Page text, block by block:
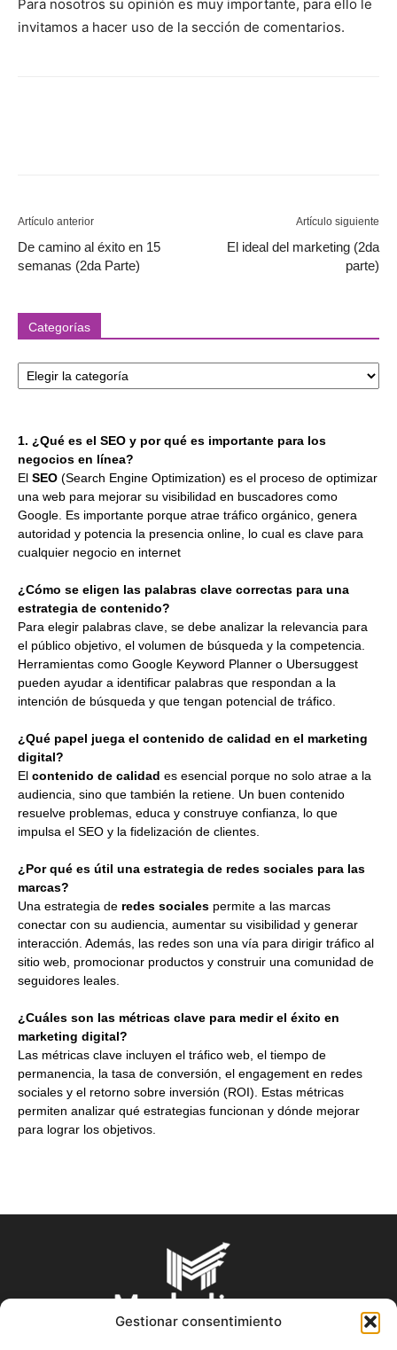
Gestionar consentimiento
Para nosotros su opinión es muy importante, para ello le
invitamos a hacer uso de la sección de comentarios.
Artículo anterior
De camino al éxito en 15
semanas (2da Parte)
Artículo siguiente
El ideal del marketing (2da
parte)
Categorías
1. ¿Qué es el SEO y por qué es importante para los
negocios en línea?
El SEO (Search Engine Optimization) es el proceso de optimizar
una web para mejorar su visibilidad en buscadores como
Google. Es importante porque atrae tráfico orgánico, genera
autoridad y potencia la presencia online, lo cual es clave para
cualquier negocio en internet
¿Cómo se eligen las palabras clave correctas para una
estrategia de contenido?
Para elegir palabras clave, se debe analizar la relevancia para
el público objetivo, el volumen de búsqueda y la competencia.
Herramientas como Google Keyword Planner o Ubersuggest
pueden ayudar a identificar palabras que respondan a la
intención de búsqueda y que tengan potencial de tráfico.
¿Qué papel juega el contenido de calidad en el marketing
digital?
El contenido de calidad es esencial porque no solo atrae a la
audiencia, sino que también la retiene. Un buen contenido
resuelve problemas, educa y construye confianza, lo que
impulsa el SEO y la fidelización de clientes.
¿Por qué es útil una estrategia de redes sociales para las
marcas?
Una estrategia de redes sociales permite a las marcas
conectar con su audiencia, aumentar su visibilidad y generar
interacción. Además, las redes son una vía para dirigir tráfico al
sitio web, promocionar productos y construir una comunidad de
seguidores leales.
¿Cuáles son las métricas clave para medir el éxito en
marketing digital?
Las métricas clave incluyen el tráfico web, el tiempo de
permanencia, la tasa de conversión, el engagement en redes
sociales y el retorno sobre inversión (ROI). Estas métricas
permiten analizar qué estrategias funcionan y dónde mejorar
para lograr los objetivos.